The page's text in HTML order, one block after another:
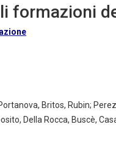
formazioni
Britos, Rubin;
Della Rocca, Buscè,